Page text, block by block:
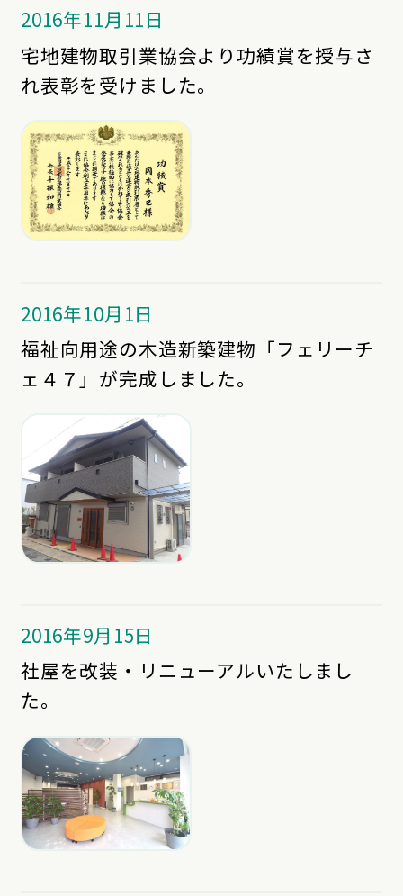
2016年11月11日
宅地建物取引業協会より功績賞を授与さ
れ表彰を受けました。
2016年10月1日
福祉向用途の木造新築建物「フェリーチ
ェ４７」が完成しました。
2016年9月15日
社屋を改装・リニューアルいたしまし
た。